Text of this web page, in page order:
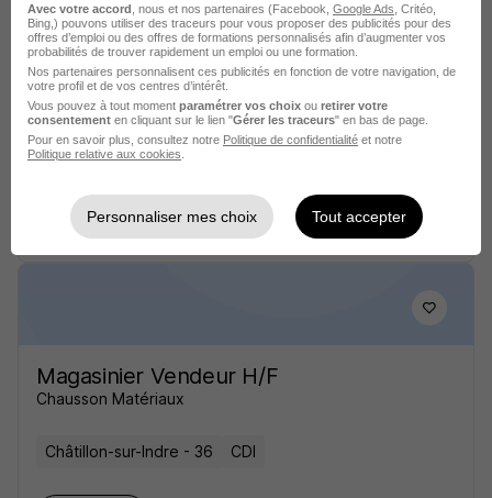
Vendeur - Vendeuse H/F
Norauto
Saint-Maur - 36 CDI
Voir l’offre
il y a 1 jour
Magasinier Vendeur H/F
Chausson Matériaux
Châtillon-sur-Indre - 36 CDI
Avec votre accord , nous et nos partenaires (Facebook, Google Ads , Critéo,
Bing,) pouvons utiliser des traceurs pour vous proposer des publicités pour des
offres d’emploi ou des offres de formations personnalisés afin d’augmenter vos
probabilités de trouver rapidement un emploi ou une formation.
Nos partenaires personnalisent ces publicités en fonction de votre navigation, de
votre profil et de vos centres d’intérêt.
Vous pouvez à tout moment paramétrer vos choix ou retirer votre
consentement en cliquant sur le lien "Gérer les traceurs" en bas de page.
Pour en savoir plus, consultez notre Politique de confidentialité et notre
Politique relative aux cookies
Personnaliser mes choix Tout accepter